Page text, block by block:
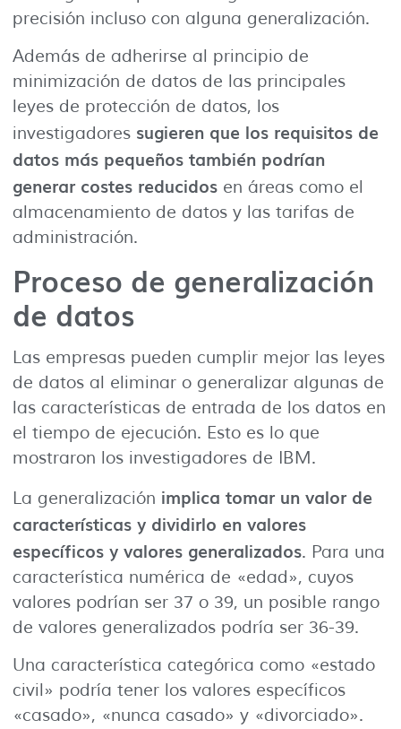
precisión incluso con alguna generalización.
Además de adherirse al principio de
minimización de datos de las principales
leyes de protección de datos, los
investigadores sugieren que los requisitos de
datos más pequeños también podrían
generar costes reducidos en áreas como el
almacenamiento de datos y las tarifas de
administración.
Proceso de generalización
de datos
Las empresas pueden cumplir mejor las leyes
de datos al eliminar o generalizar algunas de
las características de entrada de los datos en
el tiempo de ejecución. Esto es lo que
mostraron los investigadores de IBM.
La generalización implica tomar un valor de
características y dividirlo en valores
específicos y valores generalizados. Para una
característica numérica de «edad», cuyos
valores podrían ser 37 o 39, un posible rango
de valores generalizados podría ser 36-39.
Una característica categórica como «estado
civil» podría tener los valores específicos
«casado», «nunca casado» y «divorciado».